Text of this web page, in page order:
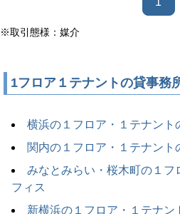
※取引態様：媒介
1フロア１テナントの貸事務
横浜の１フロア・１テナント
関内の１フロア・１テナント
みなとみらい・桜木町の１フ
フィス
新横浜の１フロア・１テナン